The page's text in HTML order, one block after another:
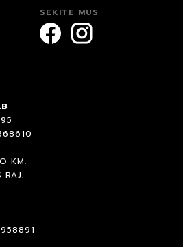
SEKITE MUS
KM.
RAJ.